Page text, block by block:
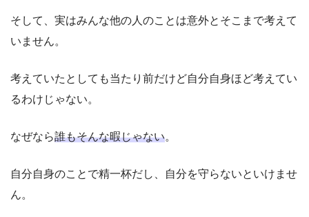
そして、実はみんな他の人のことは意外とそこまで考えて
いません。
考えていたとしても当たり前だけど自分自身ほど考えてい
るわけじゃない。
なぜなら誰もそんな暇じゃない。
自分自身のことで精一杯だし、自分を守らないといけませ
ん。